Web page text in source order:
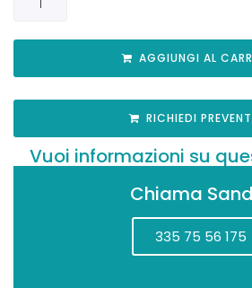
AGGIUNGI AL
RICHIEDI
Vuoi informazioni su
Chiama
335 75 56 175